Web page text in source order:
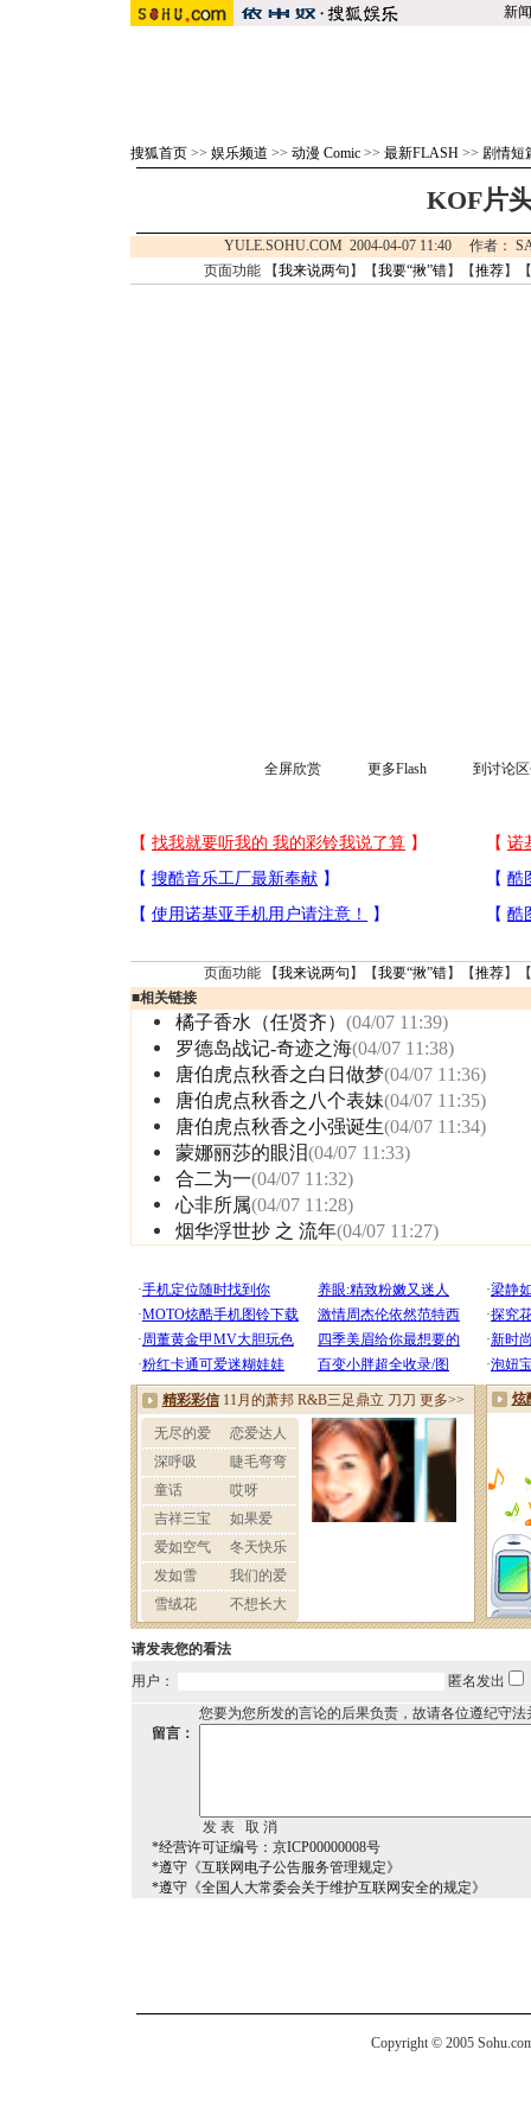
新闻
搜狐首页 >> 娱乐频道 >> 动漫 Comic >> 最新FLASH >> 剧情短
KOF片
YULE.SOHU.COM 2004-04-07 11:40 作者：
页面功能 【我来说两句 】【我要“揪”错】【推荐】
全屏欣赏 更多Flash 到讨论
页面功能 【我来说两句 】【我要“揪”错】【推荐】
■相关链接
橘子香水（任贤齐） (04/07 11:39)
罗德岛战记-奇迹之海(04/07 11:38)
唐伯虎点秋香之白日做梦(04/07 11:36)
唐伯虎点秋香之八个表妹(04/07 11:35)
唐伯虎点秋香之小强诞生(04/07 11:34)
蒙娜丽莎的眼泪(04/07 11:33)
合二为一(04/07 11:32)
心非所属(04/07 11:28)
烟华浮世抄 之 流年(04/07 11:27)
请发表您的看法
用户：
匿名发出
您要为您所发的言论的后果负责，故请各位遵纪守
留言：
*经营许可证编号：京ICP00000008号
*遵守《互联网电子公告服务管理规定》
*遵守《全国人大常委会关于维护互联网安全的规定》
Copyright © 2005